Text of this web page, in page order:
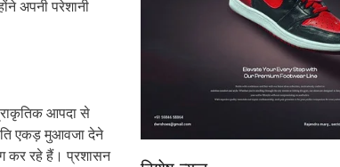
अपनी परेशानी
आपदा से
एकड़ मुआवजा देने
कर रहे हैं। प्रशासन